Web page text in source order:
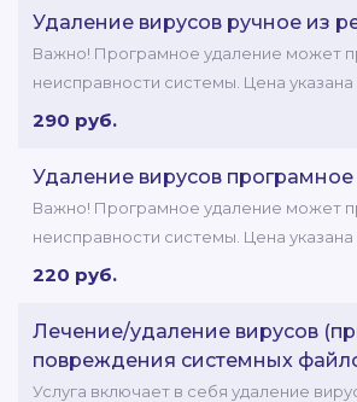
Удаление вирусов ручное из
Важно! Програмное удаление может
неисправности системы. Цена указана
290 руб.
Удаление вирусов програмное
Важно! Програмное удаление может
неисправности системы. Цена указана
220 руб.
Лечение/удаление вирусов
повреждения системных
Услуга включает в себя удаление